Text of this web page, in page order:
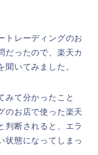
トレーディングのお
だったので、楽天カ
聞いてみました。
みて分かったこと
のお店で使った楽天
判断されると、エラ
状態になってしまっ